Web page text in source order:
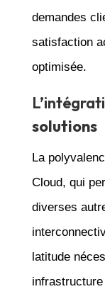
demandes
satisfaction
optimisée.
solutions
La
Cloud, qui
diverses
latitude